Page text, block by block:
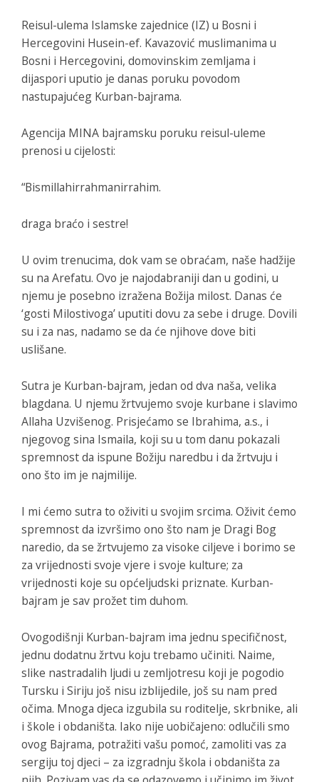
Reisul-ulema Islamske zajednice (IZ) u Bosni i
Hercegovini Husein-ef. Kavazović muslimanima u
Bosni i Hercegovini, domovinskim zemljama i
dijaspori uputio je danas poruku povodom
nastupajućeg Kurban-bajrama.
Agencija MINA bajramsku poruku reisul-uleme
prenosi u cijelosti:
“Bismillahirrahmanirrahim.
draga braćo i sestre!
U ovim trenucima, dok vam se obraćam, naše hadžije
su na Arefatu. Ovo je najodabraniji dan u godini, u
njemu je posebno izražena Božija milost. Danas će
‘gosti Milostivoga’ uputiti dovu za sebe i druge. Dovili
su i za nas, nadamo se da će njihove dove biti
uslišane.
Sutra je Kurban-bajram, jedan od dva naša, velika
blagdana. U njemu žrtvujemo svoje kurbane i slavimo
Allaha Uzvišenog. Prisjećamo se Ibrahima, a.s., i
njegovog sina Ismaila, koji su u tom danu pokazali
spremnost da ispune Božiju naredbu i da žrtvuju i
ono što im je najmilije.
I mi ćemo sutra to oživiti u svojim srcima. Oživit ćemo
spremnost da izvršimo ono što nam je Dragi Bog
naredio, da se žrtvujemo za visoke ciljeve i borimo se
za vrijednosti svoje vjere i svoje kulture; za
vrijednosti koje su općeljudski priznate. Kurban-
bajram je sav prožet tim duhom.
Ovogodišnji Kurban-bajram ima jednu specifičnost,
jednu dodatnu žrtvu koju trebamo učiniti. Naime,
slike nastradalih ljudi u zemljotresu koji je pogodio
Tursku i Siriju još nisu izblijedile, još su nam pred
očima. Mnoga djeca izgubila su roditelje, skrbnike, ali
i škole i obdaništa. Iako nije uobičajeno: odlučili smo
ovog Bajrama, potražiti vašu pomoć, zamoliti vas za
sergiju toj djeci – za izgradnju škola i obdaništa za